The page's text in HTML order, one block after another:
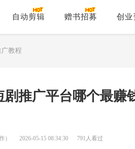
自动剪辑 赠书招募 创业
广教程
剧推广平台哪个最
） 2026-05-15 08:34:30 791人看过